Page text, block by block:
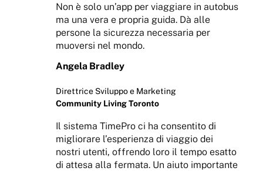
Non è solo un’app per viaggiare in autobus
ma una vera e propria guida. Dà alle
persone la sicurezza necessaria per
muoversi nel mondo.
Angela Bradley
Direttrice Sviluppo e Marketing
Community Living Toronto
Il sistema TimePro ci ha consentito di
migliorare l’esperienza di viaggio dei
nostri utenti, offrendo loro il tempo esatto
di attesa alla fermata. Un aiuto importante